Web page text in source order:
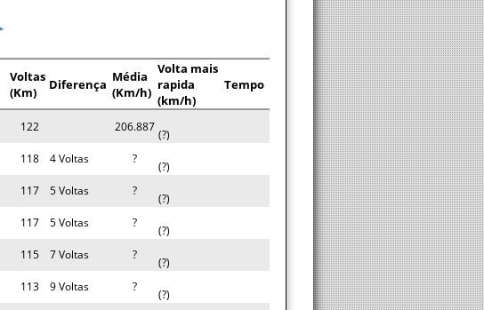
Voltas
(Km)
Diferença Média
(Km/h)
Volta mais
rapida
(km/h)
Tempo
122 206.887
(?)
118 4 Voltas ?
(?)
117 5 Voltas ?
(?)
117 5 Voltas ?
(?)
115 7 Voltas ?
(?)
113 9 Voltas ?
(?)